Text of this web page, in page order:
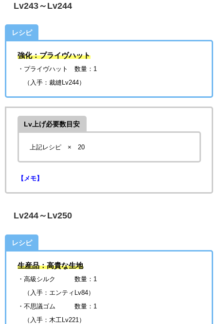
Lv243～Lv244
レシピ
強化：プライヴハット
・プライヴハット 数量：1
（入手：裁縫Lv244）
Lv上げ必要数目安
上記レシピ × 20
【メモ】
Lv244～Lv250
レシピ
生産品：高貴な生地
・高級シルク 数量：1
（入手：エンティLv84）
・不思議ゴム 数量：1
（入手：木工Lv221）